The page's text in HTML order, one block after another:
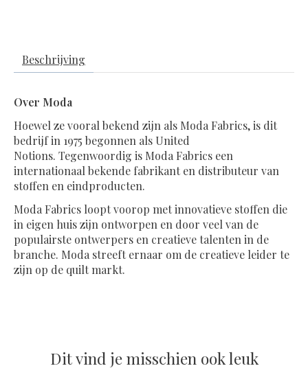
Beschrijving
Over Moda
Hoewel ze vooral bekend zijn als Moda Fabrics, is dit
bedrijf in 1975 begonnen als United
Notions. Tegenwoordig is Moda Fabrics een
internationaal bekende fabrikant en distributeur van
stoffen en eindproducten.
Moda Fabrics loopt voorop met innovatieve stoffen die
in eigen huis zijn ontworpen en door veel van de
populairste ontwerpers en creatieve talenten in de
branche. Moda streeft ernaar om de creatieve leider te
zijn op de quilt markt.
Dit vind je misschien ook leuk